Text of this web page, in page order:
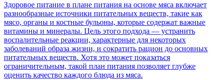
Здоровое питание в плане питания на основе мяса включает
разнообразные источники питательных веществ, такие как
мясо, органы и костные бульоны, которые содержат важные
витамины и минералы. Цель этого подхода — устранить
воспалительные реакции, характерные для некоторых
заболеваний образа жизни, и сократить рацион до основных
питательных веществ. Хотя это может показаться
ограничительным, такой план питания позволяет глубже
оценить качество каждого блюда из мяса.